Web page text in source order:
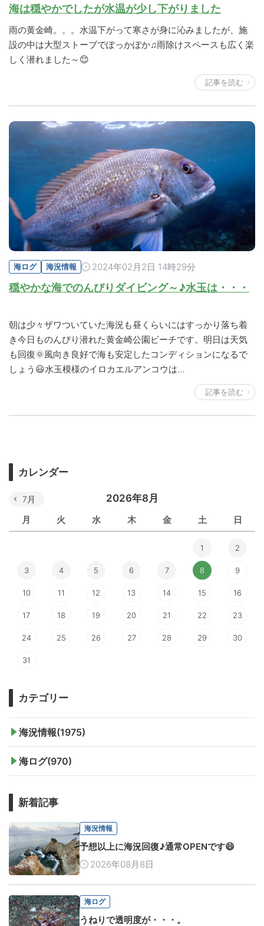
海は穏やかでしたが水温が少し下がりました
雨の黄金崎。。。水温下がって寒さが身に沁みましたが、施
設の中は大型ストーブでぽっかぽか♫雨除けスペースも広く楽
しく潜れました～😊
記事を読む
海ログ 海況情報 2024年02月2日 14時29分
穏やかな海でのんびりダイビング～♪水玉は・・・
朝は少々ザワついていた海況も昼くらいにはすっかり落ち着
き今日ものんびり潜れた黄金崎公園ビーチです。明日は天気
も回復🌞風向き良好で海も安定したコンディションになるで
しょう😃水玉模様のイロカエルアンコウは…
記事を読む
カレンダー
2026年8月
月 火 水 木 金 土 日
7月
1 2
3 4 5 6 7 8 9
10 11 12 13 14 15 16
17 18 19 20 21 22 23
24 25 26 27 28 29 30
31
カテゴリー
海況情報(1975)
海ログ(970)
新着記事
海況情報
予想以上に海況回復♪通常OPENです😄
2026年08月8日
海ログ
うねりで透明度が・・・。